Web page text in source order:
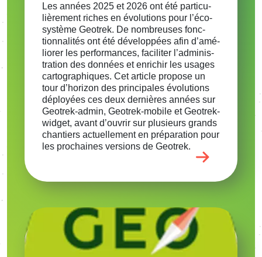
Les années 2025 et 2026 ont été parti­cu­
liè­re­ment riches en évolu­tions pour l’éco­
sys­tème Geotrek. De nombreuses fonc­
tion­na­li­tés ont été déve­lop­pées afin d’amé­
lio­rer les perfor­mances, faci­li­ter l’ad­mi­nis­
tra­tion des données et enri­chir les usages
carto­gra­phiques. Cet article propose un
tour d’ho­ri­zon des prin­ci­pales évolu­tions
déployées ces deux dernières années sur
Geotrek-admin, Geotrek-mobile et Geotrek-
widget, avant d’ou­vrir sur plusieurs grands
chan­tiers actuel­le­ment en prépa­ra­tion pour
les prochaines versions de Geotrek.
Voir l'article
Image